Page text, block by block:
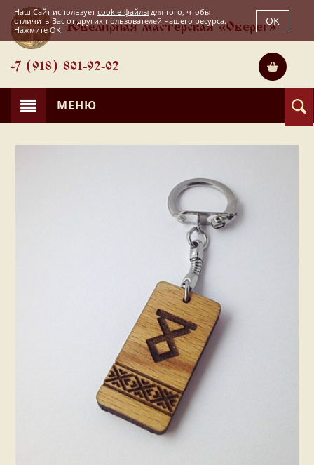
Ювелирная мастерская «Оберег»
+7 (918) 801-92-02
МЕНЮ
Наш Сайт использует cookie-файлы для того, чтобы
отличить Вас от других пользователей нашего ресурса.
Нажмите OK.
OK